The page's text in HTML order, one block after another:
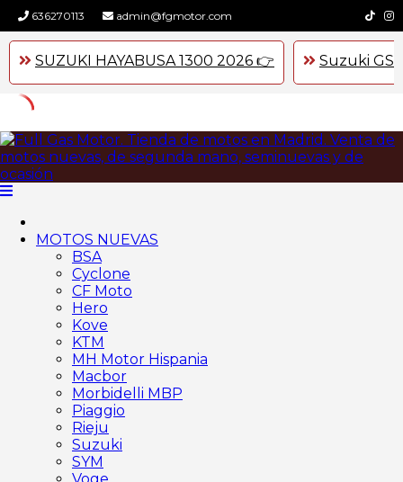
636270113 admin@fgmotor.com
SUZUKI HAYABUSA 1300 2026 👉 Suzuki
Skip
to
content
MOTOS NUEVAS
BSA
Cyclone
CF Moto
Hero
Kove
KTM
MH Motor Hispania
Macbor
Morbidelli MBP
Piaggio
Rieju
Suzuki
SYM